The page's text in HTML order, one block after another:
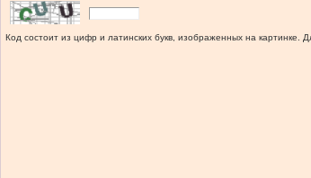
Код состоит из цифр и латинских букв, изображенных на картинке.